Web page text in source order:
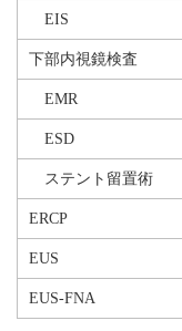
EIS
下部内視鏡検査
EMR
ESD
ステント留置術
ERCP
EUS
EUS-FNA